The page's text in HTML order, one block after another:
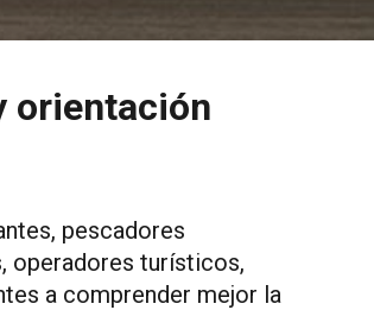
orientación
pescadores
operadores turísticos,
a comprender mejor la